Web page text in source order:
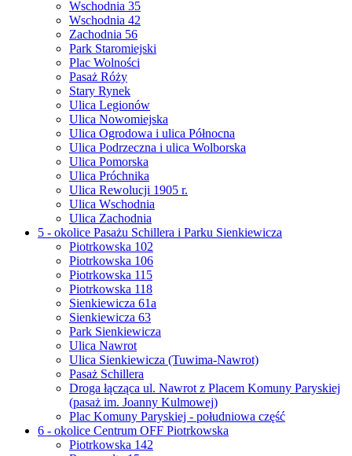
Wschodnia 35
Wschodnia 42
Zachodnia 56
Park Staromiejski
Plac Wolności
Pasaż Róży
Stary Rynek
Ulica Legionów
Ulica Nowomiejska
Ulica Ogrodowa i ulica Północna
Ulica Podrzeczna i ulica Wolborska
Ulica Pomorska
Ulica Próchnika
Ulica Rewolucji 1905 r.
Ulica Wschodnia
Ulica Zachodnia
5 - okolice Pasażu Schillera i Parku Sienkiewicza
Piotrkowska 102
Piotrkowska 106
Piotrkowska 115
Piotrkowska 118
Sienkiewicza 61a
Sienkiewicza 63
Park Sienkiewicza
Ulica Nawrot
Ulica Sienkiewicza (Tuwima-Nawrot)
Pasaż Schillera
Droga łącząca ul. Nawrot z Placem Komuny Paryskiej
(pasaż im. Joanny Kulmowej)
Plac Komuny Paryskiej - południowa część
6 - okolice Centrum OFF Piotrkowska
Piotrkowska 142